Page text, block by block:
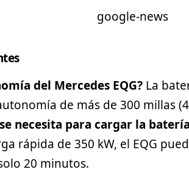
del Mercedes EQG? La
de más de 300 millas
necesita para cargar la
rápida de 350 kW, el EQG
20 minutos.